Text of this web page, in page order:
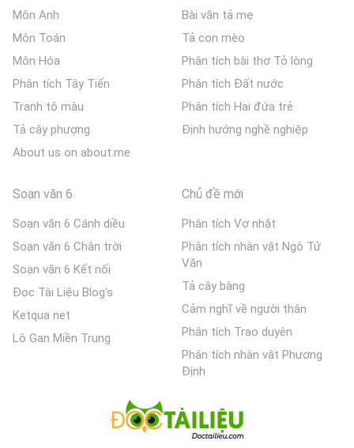
Môn Anh
Môn Toán
Môn Hóa
Phân tích Tây Tiến
Tranh tô màu
Tả cây phượng
About us on about.me
Bài văn tả mẹ
Tả con mèo
Phân tích bài thơ Tỏ lòng
Phân tích Đất nước
Phân tích Hai đứa trẻ
Định hướng nghề nghiệp
Soạn văn 6
Soạn văn 6 Cánh diều
Soạn văn 6 Chân trời
Soạn văn 6 Kết nối
Đọc Tài Liệu Blog's
Ketqua net
Lô Gan Miền Trung
Chủ đề mới
Phân tích Vợ nhặt
Phân tích nhân vật Ngô Tử
Văn
Tả cây bàng
Cảm nghĩ về người thân
Phân tích Trao duyên
Phân tích nhân vật Phương
Định